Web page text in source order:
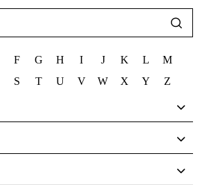
F G H I J K L
M
S T U V W X Y Z